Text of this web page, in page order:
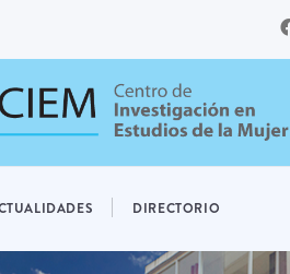
DIRECTORIO